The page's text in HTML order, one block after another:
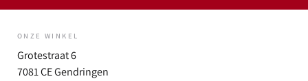
ONZE WINKEL
Grotestraat 6
7081 CE Gendringen